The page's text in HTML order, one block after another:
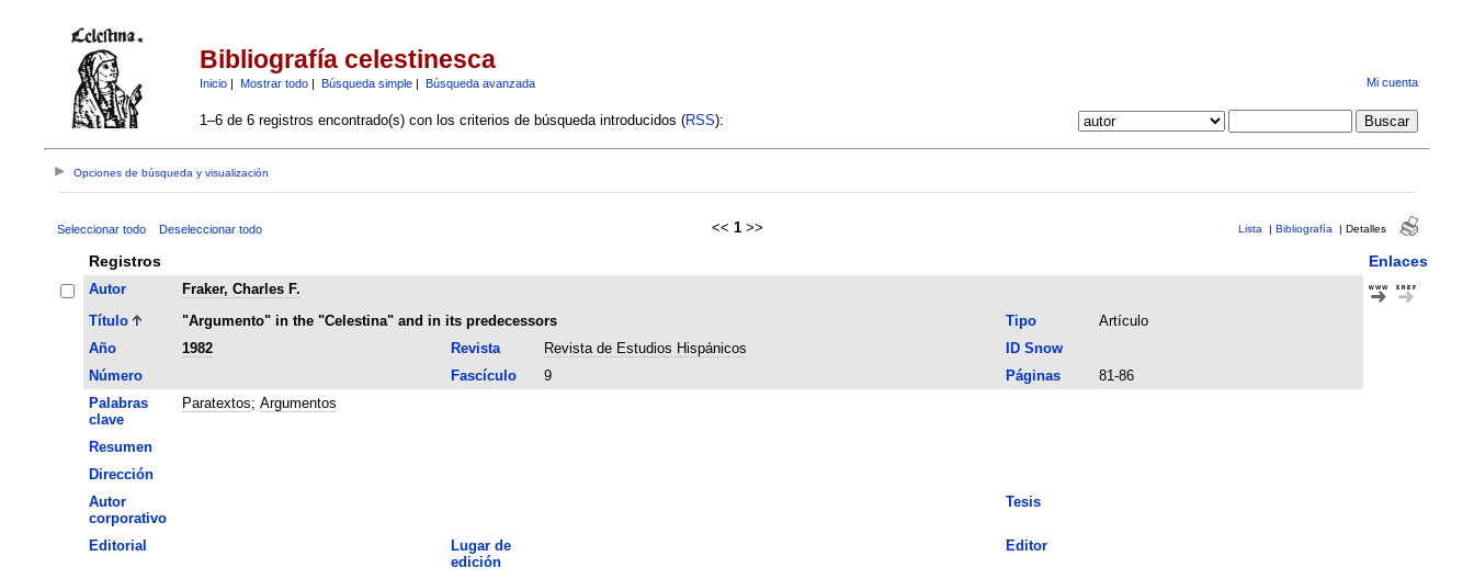
Bibliografía celestinesca
Inicio| Mostrar todo| Búsqueda simple| Búsqueda avanzada Mi cuenta
1–6 de 6 registros encontrado(s) con los criterios de búsqueda introducidos (RSS):
Opciones de búsqueda y visualización
Seleccionar todo Deseleccionar todo << 1 >> Lista | Bibliografía | Detalles
Registros Enlaces
Autor
Fraker, Charles F.
Título
"Argumento" in the "Celestina" and in its predecessors Tipo
Artículo
Año
1982 Revista Revista de Estudios Hispánicos
ID Snow
Número
Fascículo 9 Páginas
81-86
Palabras
clave
Paratextos; Argumentos
Resumen
Dirección
Autor
corporativo
Tesis
Editorial
Lugar de
edición
Editor